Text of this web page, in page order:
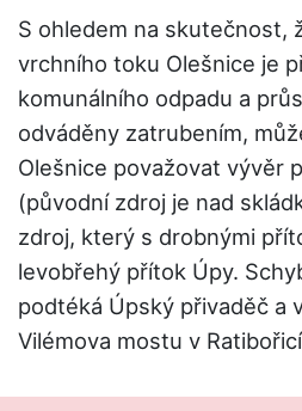
S ohledem na skutečnost,
vrchního toku Olešnice je
komunálního odpadu a
odváděny zatrubením,
Olešnice považovat vývěr
(původní zdroj je nad
zdroj, který s drobnými
levobřehý přítok Úpy.
podtéká Úpský přivaděč a
Vilémova mostu v